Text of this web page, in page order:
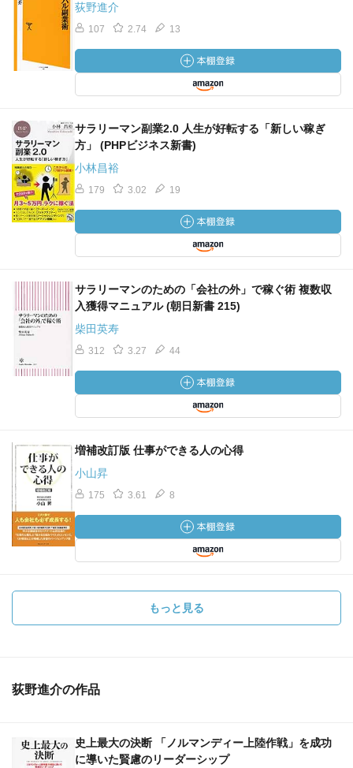
荻野進介
107 2.74 13
サラリーマン副業2.0 人生が好転する「新しい稼ぎ
方」 (PHPビジネス新書)
小林昌裕
179 3.02 19
サラリーマンのための「会社の外」で稼ぐ術 複数収
入獲得マニュアル (朝日新書 215)
柴田英寿
312 3.27 44
増補改訂版 仕事ができる人の心得
小山昇
175 3.61 8
もっと見る
荻野進介の作品
史上最大の決断 「ノルマンディー上陸作戦」を成功
に導いた賢慮のリーダーシップ